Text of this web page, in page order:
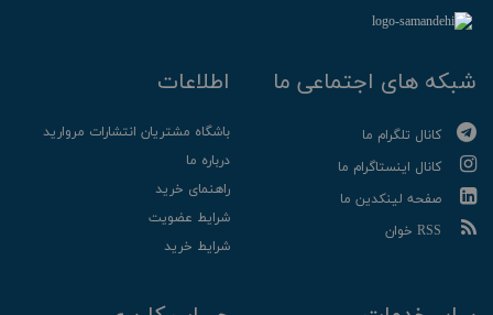
شبکه های اجتماعی ما
کانال تلگرام ما
کانال اینستاگرام ما
صفحه لینکدین ما
RSS خوان
اطلاعات
باشگاه مشتریان انتشارات مروارید
درباره ما
راهنمای خرید
شرایط عضویت
شرایط خرید